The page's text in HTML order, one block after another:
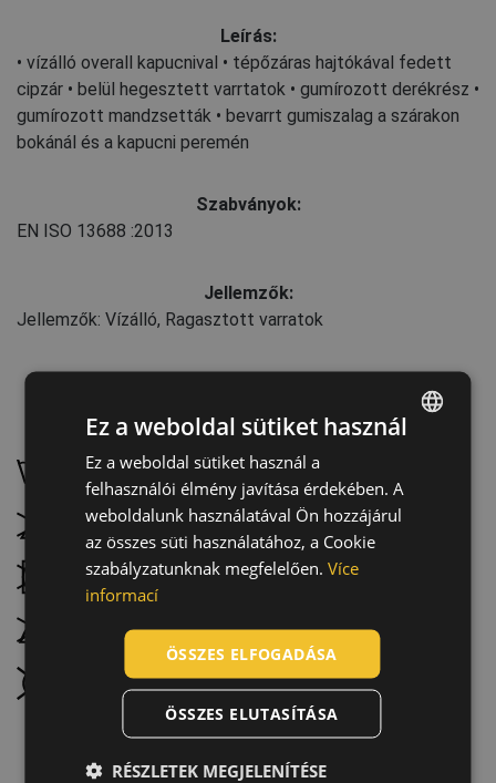
Leírás:
• vízálló overall kapucnival • tépőzáras hajtókával fedett
cipzár • belül hegesztett varrtatok • gumírozott derékrész •
gumírozott mandzsetták • bevarrt gumiszalag a szárakon
bokánál és a kapucni peremén
Szabványok:
EN ISO 13688 :2013
Jellemzők:
Jellemzők: Vízálló, Ragasztott varratok
Karbantartás:
Mossa kézzel, maximálisan 30 °C-on
Ne fehérítse
Szárítógéppel nem szárítható
Ne vasalja
Nem vegytisztítható
CZECH
HUNGARIAN
SLOVAK
GERMAN
Ez a weboldal sütiket használ
Ez a weboldal sütiket használ a
felhasználói élmény javítása érdekében. A
weboldalunk használatával Ön hozzájárul
az összes süti használatához, a Cookie
szabályzatunknak megfelelően. Více
informací
ÖSSZES ELFOGADÁSA
ÖSSZES ELUTASÍTÁSA
RÉSZLETEK MEGJELENÍTÉSE